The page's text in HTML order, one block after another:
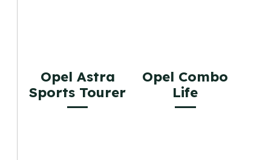
Opel Astra
Sports Tourer
Opel Combo
Life